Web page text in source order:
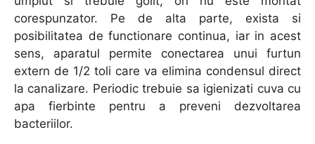
corespunzator. Pe de alta parte, exista si
posibilitatea de functionare continua, iar in acest
sens, aparatul permite conectarea unui furtun
extern de 1/2 toli care va elimina condensul direct
la canalizare. Periodic trebuie sa igienizati cuva cu
apa fierbinte pentru a preveni dezvoltarea
bacteriilor.